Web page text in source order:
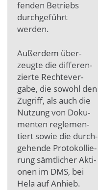
fenden Betriebs
durch­geführt
werden.
Außer­dem über­
zeugte die dif­feren­
zierte Rechte­ver­
gabe, die sowohl den
Zu­griff, als auch die
Nut­zung von Doku­
menten reg­lemen­
tiert sowie die durch­
gehende Proto­kollie­
rung sämt­licher Akti­
onen im DMS, bei
Hela auf An­hieb.